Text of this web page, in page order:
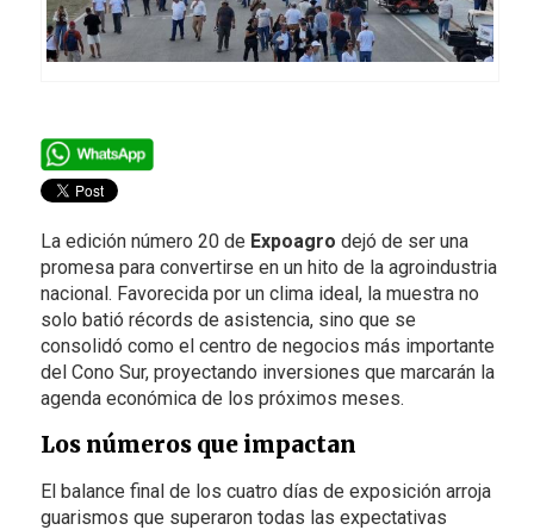
La edición número 20 de Expoagro dejó de ser una
promesa para convertirse en un hito de la agroindustria
nacional. Favorecida por un clima ideal, la muestra no
solo batió récords de asistencia, sino que se
consolidó como el centro de negocios más importante
del Cono Sur, proyectando inversiones que marcarán la
agenda económica de los próximos meses.
Los números que impactan
El balance final de los cuatro días de exposición arroja
guarismos que superaron todas las expectativas